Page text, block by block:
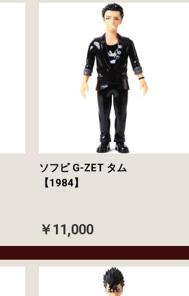
ソフビ G-ZET タム
【1984】
￥11,000